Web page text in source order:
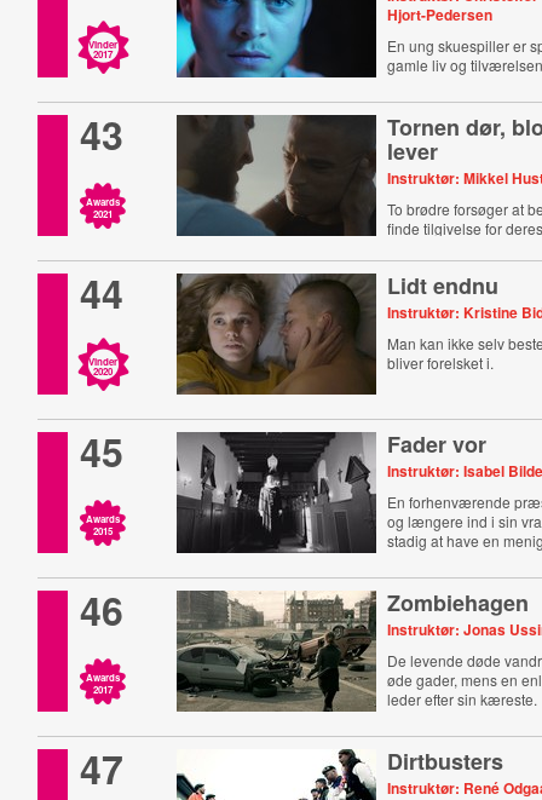
Vinder
2017
Hjort-Pedersen
En ung skuespiller er
gamle liv og
43
Awards
2021
Tornen dør,
lever
Instruktør: Mikkel
To brødre forsøger at
finde tilgivelse for
44
Vinder
2020
Lidt endnu
Instruktør: Kristine
Man kan ikke selv
bliver forelsket i.
45
Awards
2015
Fader vor
Instruktør: Isabel
En forhenværende
og længere ind i sin
stadig at have en
46
Awards
2017
Zombiehagen
Instruktør: Jonas
De levende døde
øde gader, mens en
leder efter sin kæreste.
47 Dirtbusters
Instruktør: René